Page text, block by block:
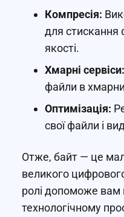
Компресія:
для стискання
якості.
Хмарні сервіси:
файли в
Оптимізація:
свої файли і
Отже, байт — це
великого
ролі допоможе вам
технологічному